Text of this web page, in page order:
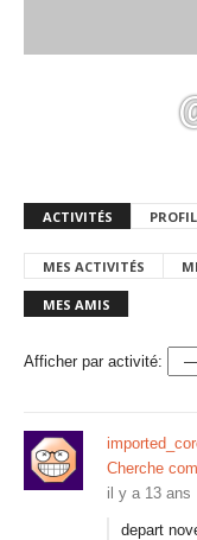
ACTIVITÉS PROFIL
MES ACTIVITÉS
MES AMIS
Afficher par activité:
Cherche
il y a 13 ans
depart